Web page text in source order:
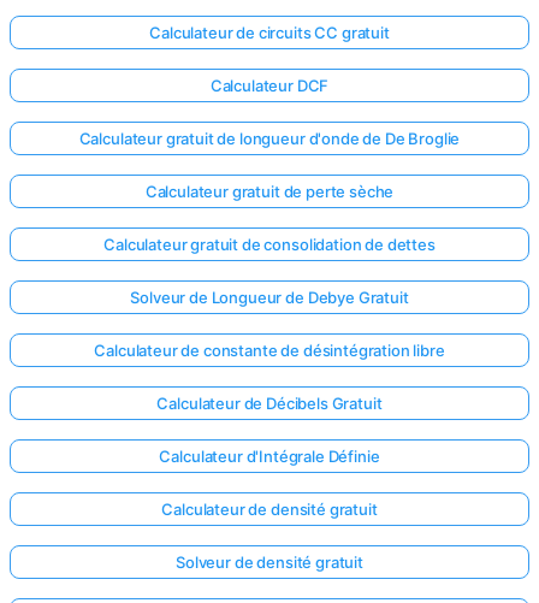
Calculateur de circuits CC gratuit
Calculateur DCF
Calculateur gratuit de longueur d'onde de De Broglie
Calculateur gratuit de perte sèche
Calculateur gratuit de consolidation de dettes
Solveur de Longueur de Debye Gratuit
Calculateur de constante de désintégration libre
Calculateur de Décibels Gratuit
Calculateur d'Intégrale Définie
Calculateur de densité gratuit
Solveur de densité gratuit